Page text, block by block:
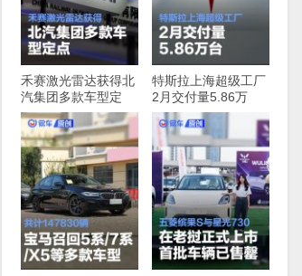
禾赛激光雷达获得北
汽集团多款车型定
点，最快下半年启动
量产
特斯拉上海超级工厂
2月交付量5.86万
台，同比增长91%